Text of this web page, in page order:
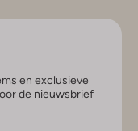
en exclusieve
de nieuwsbrief